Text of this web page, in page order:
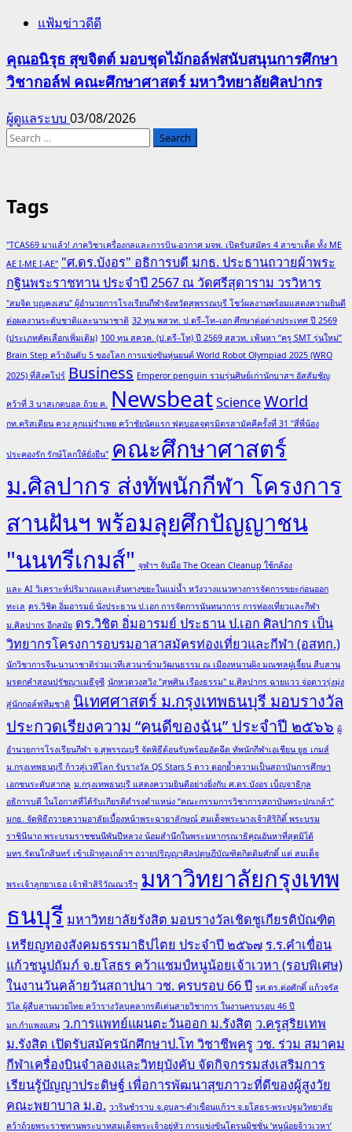
แฟ้มข่าวดีดี
คุณอนิรุธ สุขจิตต์ มอบชุดไม้กอล์ฟสนับสนุนการศึกษา
วิชากอล์ฟ คณะศึกษาศาสตร์ มหาวิทยาลัยศิลปากร
ผู้ดูแลระบบ 03/08/2026
Search
for:
Tags
"TCAS69 มาแล้ว! ภาควิชาเครื่องกลและการบิน-อวกาศ มจพ. เปิดรับสมัคร 4 สาขาเด็ด ทั้ง ME
AE I-ME I-AE" "ศ.ดร.บังอร" อธิการบดี มกธ. ประธานถวายผ้าพระ
กฐินพระราชทาน ประจำปี 2567 ณ วัดศรีสุดาราม วรวิหาร
"สมจิต บุญคงเสน" ผู้อำนวยการโรงเรียนกีฬาจังหวัดสุพรรณบุรี โชว์ผลงานพร้อมแสดงความยินดี
ต่อผลงานระดับชาติและนานาชาติ 32 ทุน พสวท. ป.ตรี–โท–เอก ศึกษาต่อต่างประเทศ ปี 2569
(ประเภทคัดเลือกเพิ่มเติม) 100 ทุน สควค. (ป.ตรี–โท) ปี 2569 สสวท. เฟ้นหา “ครู SMT รุ่นใหม่”
Brain Step คว้าอันดับ 5 ของโลก การแข่งขันหุ่นยนต์ World Robot Olympiad 2025 (WRO
2025) ที่สิงคโปร์ Business Emperor penguin รวมรุ่นศิษย์เก่านักบาสฯ อัสสัมชัญ
คว้าที่ 3 บาสเกตบอล ถ้วย ค. NewsbeatScienceWorld
กท.คริสเตียน ควง ลูกแม่รำเพย คว้าชัยนัดแรก ฟุตบอลจตุรมิตรสามัคคีครั้งที่ 31 "สี่พี่น้อง
ประคองรัก รักษ์โลกให้ยั่งยืน" คณะศึกษาศาสตร์
ม.ศิลปากร ส่งทัพนักกีฬา โครงการ
สานฝันฯ พร้อมลุยศึกปัญญาชน
"นนทรีเกมส์" จุฬาฯ จับมือ The Ocean Cleanup ใช้กล้อง
และ AI วิเคราะห์ปริมาณและเส้นทางขยะในแม่น้ำ หวังวางแนวทางการจัดการขยะก่อนออก
ทะเล ดร.วิชิต อิ่มอารมย์ นั่งประธาน ป.เอก การจัดการนันทนาการ การท่องเที่ยวและกีฬา
ม.ศิลปากร อีกสมัย ดร.วิชิต อิ่มอารมย์ ประธาน ป.เอก ศิลปากร เป็น
วิทยากรโครงการอบรมอาสาสมัครท่องเที่ยวและกีฬา (อสทก.)
นักวิชาการจีน-นานาชาติร่วมเวทีเสวนาข้ามวัฒนธรรม ณ เมืองหนานผิง มณฑลฝูเจี้ยน สืบสาน
มรดกคำสอนปรัชญาเมธีจูซี นักหวดวงสวิง "สุพศิน เรืองธรรม" ม.ศิลปากร ฉายแวว จ่อดาวรุ่งมุ่ง
สู่นักกอล์ฟทีมชาติ นิเทศศาสตร์ ม.กรุงเทพธนบุรี มอบรางวัล
ประกวดเรียงความ “คนดีของฉัน” ประจำปี ๒๕๖๖ ผู้
อำนวยการโรงเรียนกีฬา จ.สุพรรณบุรี จัดพิธีต้อนรับพร้อมอัดฉีด ทัพนักกีฬาเอเชียน ยูธ เกมส์
ม.กรุงเทพธนบุรี ก้าวสู่เวทีโลก รับรางวัล QS Stars 5 ดาว ตอกย้ำความเป็นสถาบันการศึกษา
เอกชนระดับสากล ม.กรุงเทพธนบุรี แสดงความยินดีอย่างยิ่งกับ ศ.ดร.บังอร เบ็ญจาธิกุล
อธิการบดี ในโอกาสที่ได้รับเกียรติดำรงตำแหน่ง “คณะกรรมการวิชาการสถาบันพระปกเกล้า”
มกธ. จัดพิธีถวายความอาลัยเบื้องหน้าพระฉายาลักษณ์ สมเด็จพระนางเจ้าสิริกิติ์ พระบรม
ราชินีนาถ พระบรมราชชนนีพันปีหลวง น้อมสำนึกในพระมหากรุณาธิคุณอันหาที่สุดมิได้
มทร.รัตนโกสินทร์ เข้าเฝ้าทูลเกล้าฯ ถวายปริญญาศิลปดุษฎีบัณฑิตกิตติมศักดิ์ แด่ สมเด็จ
พระเจ้าลูกยาเธอ เจ้าฟ้าสิริวัณณวรีฯ มหาวิทยาลัยกรุงเทพ
ธนบุรี มหาวิทยาลัยรังสิต มอบรางวัลเชิดชูเกียรติบัณฑิต
เหรียญทองสังคมธรรมาธิปไตย ประจำปี ๒๕๖๗ ร.ร.คำเขื่อน
แก้วชนูปถัมภ์ จ.ยโสธร คว้าแชมป์หนูน้อยเจ้าเวหา (รอบพิเศษ)
ในงานวันคล้ายวันสถาปนา วช. ครบรอบ 66 ปี รศ.ดร.ต่อศักดิ์ แก้วจรัส
วิไล ผู้สืบสานมวยไทย คว้ารางวัลบุคลากรดีเด่นสายวิชาการ ในงานครบรอบ 46 ปี
มก.กำแพงแสน ว.การแพทย์แผนตะวันออก ม.รังสิต ว.ครูสุริยเทพ
ม.รังสิต เปิดรับสมัครนักศึกษาป.โท วิชาชีพครู วช. ร่วม สมาคม
กีฬาเครื่องบินจำลองและวิทยุบังคับ จัดกิจกรรมส่งเสริมการ
เรียนรู้ปัญญาประดิษฐ์ เพื่อการพัฒนาสุขภาวะที่ดีของผู้สูงวัย
คณะพยาบาล ม.อ. วารินชำราบ จ.อุบลฯ-คำเขื่อนแก้วฯ จ.ยโสธร-พระปฐมวิทยาลัย
คว้าถ้วยพระราชทานพระบาทสมเด็จพระเจ้าอยู่หัว การแข่งขันโดรนมิชชั่น ‘หนูน้อยจ้าวเวหา’